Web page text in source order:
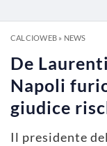
CALCIOWEB» NEWS
De
Napoli
giudice
Il presidente